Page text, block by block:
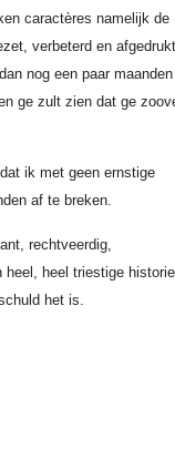
caractères namelijk de
verbeterd en afgedrukt
nog een paar maanden
ge zult zien dat ge
ik met geen ernstige
af te breken.
rechtveerdig,
heel, heel triestige
het is.